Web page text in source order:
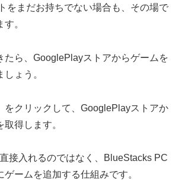
をまだお持ちでない場合も、その場で
。
たら、GooglePlayストアからゲームを
ょう。
をクリックして、GooglePlayストアか
得します。
接入れるのではなく、BlueStacks PC
ゲームを追加する仕組みです。